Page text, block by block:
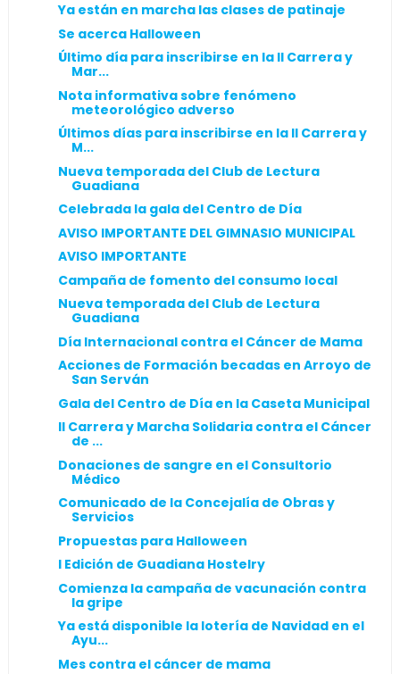
Ya están en marcha las clases de patinaje
Se acerca Halloween
Último día para inscribirse en la II Carrera y
Mar...
Nota informativa sobre fenómeno
meteorológico adverso
Últimos días para inscribirse en la II Carrera y
M...
Nueva temporada del Club de Lectura
Guadiana
Celebrada la gala del Centro de Día
AVISO IMPORTANTE DEL GIMNASIO MUNICIPAL
AVISO IMPORTANTE
Campaña de fomento del consumo local
Nueva temporada del Club de Lectura
Guadiana
Día Internacional contra el Cáncer de Mama
Acciones de Formación becadas en Arroyo de
San Serván
Gala del Centro de Día en la Caseta Municipal
II Carrera y Marcha Solidaria contra el Cáncer
de ...
Donaciones de sangre en el Consultorio
Médico
Comunicado de la Concejalía de Obras y
Servicios
Propuestas para Halloween
I Edición de Guadiana Hostelry
Comienza la campaña de vacunación contra
la gripe
Ya está disponible la lotería de Navidad en el
Ayu...
Mes contra el cáncer de mama